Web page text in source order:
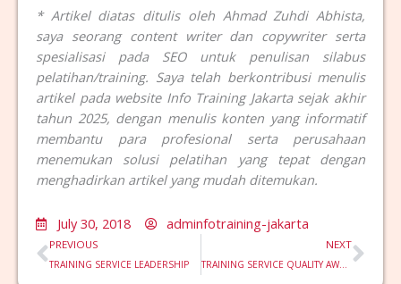
* Artikel diatas ditulis oleh Ahmad Zuhdi Abhista,
saya seorang content writer dan copywriter serta
spesialisasi pada SEO untuk penulisan silabus
pelatihan/training. Saya telah berkontribusi menulis
artikel pada website Info Training Jakarta sejak akhir
tahun 2025, dengan menulis konten yang informatif
membantu para profesional serta perusahaan
menemukan solusi pelatihan yang tepat dengan
menghadirkan artikel yang mudah ditemukan.
July 30, 2018 adminfotraining-jakarta
Prev
PREVIOUS
TRAINING SERVICE LEADERSHIP
NEXT
TRAINING SERVICE QUALITY AWARENESS